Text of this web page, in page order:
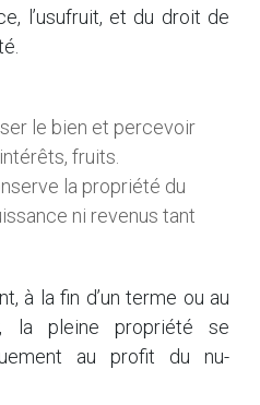
l’usufruit, et du droit de
le bien et percevoir
fruits.
la propriété du
ni revenus tant
à la fin d’un terme ou au
la pleine propriété se
au profit du nu-